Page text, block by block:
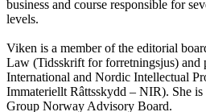
business and course responsible for
levels.
Viken is a member of the editorial
Law (Tidsskrift for forretningsjus) and
International and Nordic Intellectual
Immateriellt Râttsskydd – NIR). She
Group Norway Advisory Board.